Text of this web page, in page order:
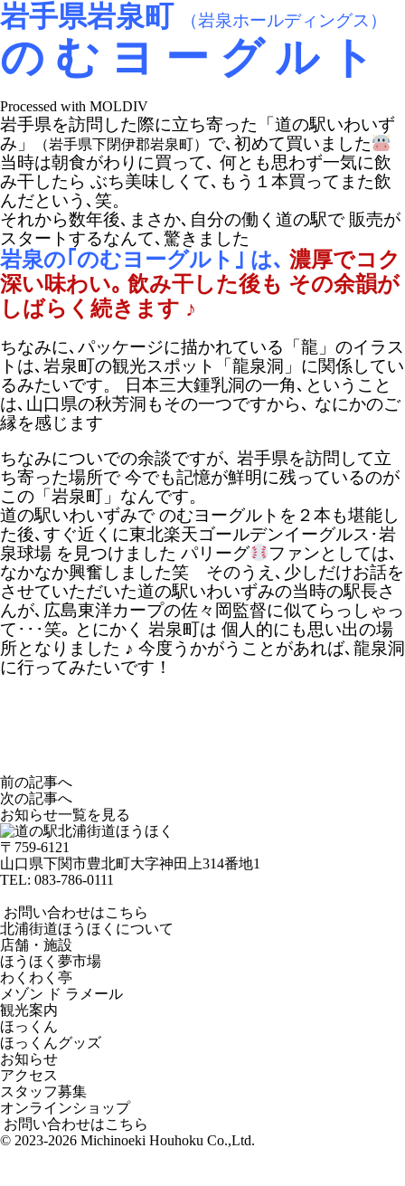
岩手県岩泉町 （岩泉ホールディングス）
の む ヨ ー グ ル ト
Processed with MOLDIV
岩手県を訪問した際に立ち寄った「道の駅いわいず
み」
（岩手県下閉伊郡岩泉町） で､初めて買いました
当時は朝食がわりに買って､ 何とも思わず一気に飲
み干したら ぶち美味しくて､もう１本買ってまた飲
んだという､笑。
それから数年後､まさか､自分の働く道の駅で 販売が
スタートするなんて､驚きました
岩泉の｢のむヨーグルト｣ は､ 濃厚でコク
深い味わい｡ 飲み干した後も その余韻が
しばらく続きます ♪
ちなみに､パッケージに描かれている「龍」のイラス
トは､岩泉町の観光スポット「龍泉洞」に関係してい
るみたいです。 日本三大鍾乳洞の一角､ということ
は､山口県の秋芳洞もその一つですから､ なにかのご
縁を感じます
ちなみについでの余談ですが､ 岩手県を訪問して立
ち寄った場所で 今でも記憶が鮮明に残っているのが
この「岩泉町」なんです。
道の駅いわいずみで のむヨーグルトを２本も堪能し
た後､すぐ近くに東北楽天ゴールデンイーグルス･岩
泉球場 を見つけました パリーグ
ファンとしては､
なかなか興奮しました笑 そのうえ､少しだけお話を
させていただいた道の駅いわいずみの当時の駅長さ
んが､広島東洋カープの佐々岡監督に似てらっしゃっ
て･･･笑｡ とにかく 岩泉町は 個人的にも思い出の場
所となりました ♪ 今度うかがうことがあれば､龍泉洞
に行ってみたいです！
前の記事へ
次の記事へ
お知らせ一覧を見る
〒759-6121
山口県下関市豊北町大字神田上314番地1
TEL: 083-786-0111
お問い合わせはこちら
北浦街道ほうほくについて
店舗・施設
ほうほく夢市場
わくわく亭
メゾン ド ラメール
観光案内
ほっくん
ほっくんグッズ
お知らせ
アクセス
スタッフ募集
オンラインショップ
お問い合わせはこちら
© 2023-2026 Michinoeki Houhoku Co.,Ltd.